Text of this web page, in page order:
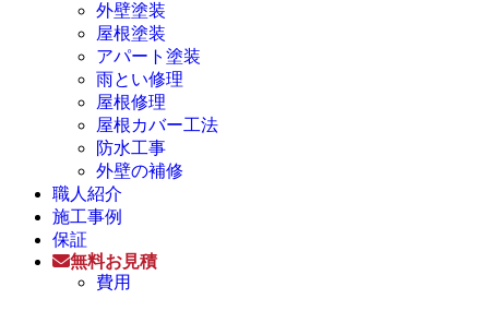
外壁塗装
屋根塗装
アパート塗装
雨とい修理
屋根修理
屋根カバー工法
防水工事
外壁の補修
職人紹介
施工事例
保証
無料お見積
費用